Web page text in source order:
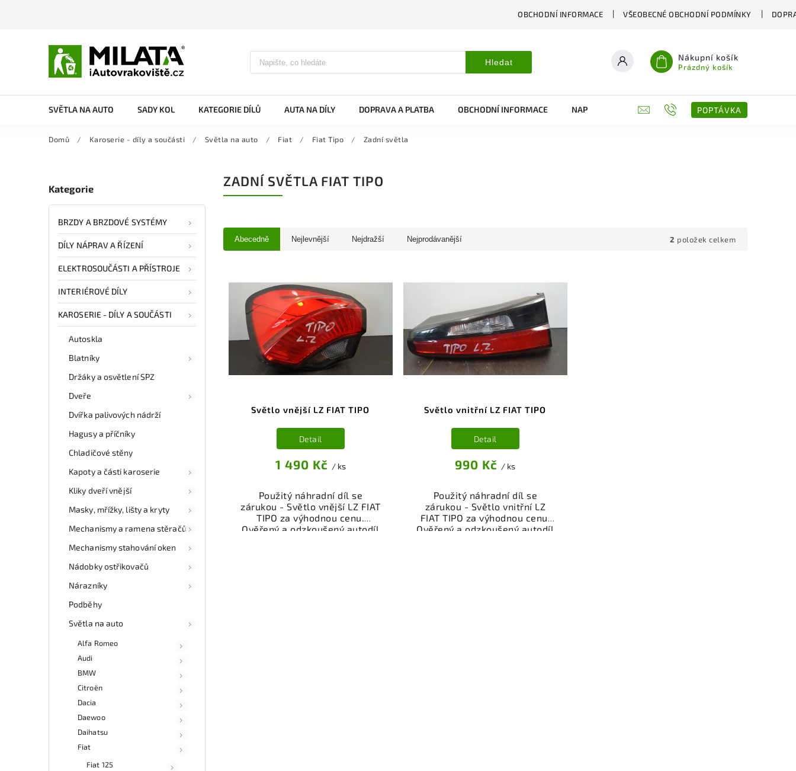
OBCHODNÍ INFORMACE VŠEOBECNÉ OBCHODNÍ PODMÍNKY
Hledat Nákupní košík
Prázdný košík
SVĚTLA NA AUTO SADY KOL KATEGORIE DÍLŮ AUTA NA DÍLY DOPRAVA A PLATBA OBCHODNÍ INFORMACE NAPIŠTE NÁM KONTAKTY POPTÁVKA
Domů / Karoserie - díly a součásti / Světla na auto / Fiat / Fiat Tipo / Zadní světla
Kategorie
BRZDY A BRZDOVÉ SYSTÉMY
DÍLY NÁPRAV A ŘÍZENÍ
ELEKTROSOUČÁSTI A PŘÍSTROJE
INTERIÉROVÉ DÍLY
KAROSERIE - DÍLY A SOUČÁSTI
Autoskla
Blatníky
Držáky a osvětlení SPZ
Dveře
Dvířka palivových nádrží
Hagusy a příčníky
Chladičové stěny
Kapoty a části karoserie
Kliky dveří vnější
Masky, mřížky, lišty a kryty
Mechanismy a ramena stěračů
Mechanismy stahování oken
Nádobky ostřikovačů
Nárazníky
Podběhy
Světla na auto
Alfa Romeo
Audi
BMW
Citroën
Dacia
Daewoo
Daihatsu
Fiat
Fiat 125
ZADNÍ SVĚTLA FIAT TIPO
Abecedně Nejlevnější Nejdražší Nejprodávanější 2 položek celkem
Světlo vnější LZ FIAT TIPO
1 490 Kč / ks
Detail
Použitý náhradní díl se
zárukou - Světlo vnější LZ FIAT
TIPO za výhodnou cenu.
Ověřený a odzkoušený autodíl
Světlo vnitřní LZ FIAT TIPO
990 Kč / ks
Detail
Použitý náhradní díl se
zárukou - Světlo vnitřní LZ
FIAT TIPO za výhodnou cenu.
Ověřený a odzkoušený autodíl